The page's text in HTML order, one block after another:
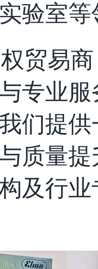
验室
贸易
专业
们提
质量
及行